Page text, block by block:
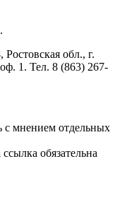
обл., г.
1. Тел. 8 (863) 267-
с мнением отдельных
обязательна